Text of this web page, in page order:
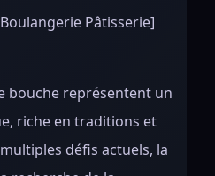
Pâtisserie]
bouche représentent un
riche en traditions et
défis actuels, la